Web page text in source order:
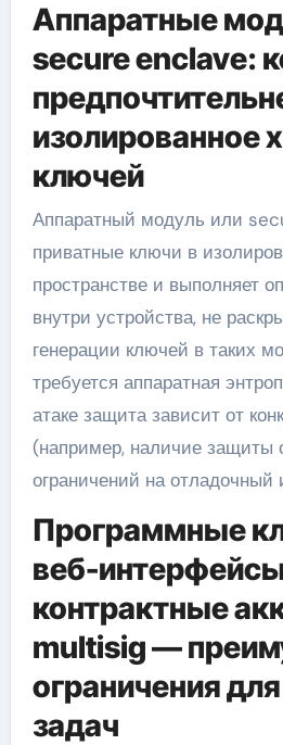
Аппаратные
secure enclave:
изолированное
ключей
Аппаратный модуль или
приватные ключи в
пространстве и выполняет
внутри устройства, не
генерации ключей в таких
требуется аппаратная
атаке защита зависит от
(например, наличие защиты
ограничений на отладочный
Программные
веб-
контрактные
multisig —
ограничения
задач